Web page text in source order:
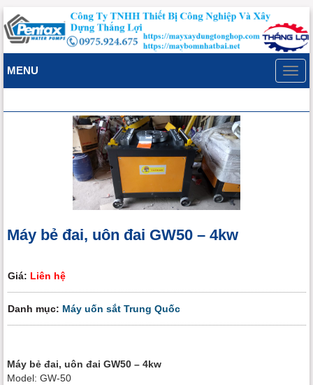
MENU
Máy bẻ đai, uôn đai GW50 – 4kw
Giá: Liên hệ
Danh mục: Máy uốn sắt Trung Quốc
Máy bẻ đai, uôn đai GW50 – 4kw
Model: GW-50